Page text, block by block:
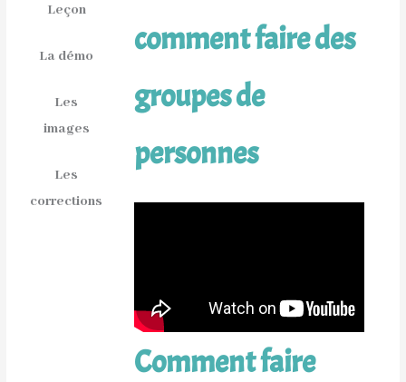
Leçon
La démo
Les
images
Les
corrections
comment faire des
groupes de
personnes
Comment faire